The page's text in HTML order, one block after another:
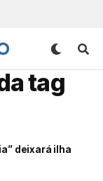
tag
deixará ilha